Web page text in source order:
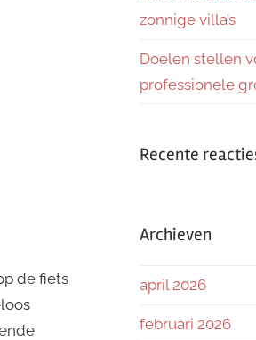
de fiets
zonnige villa’s
Doelen stellen
professionele
Recente
Archieven
april 2026
februari 2026